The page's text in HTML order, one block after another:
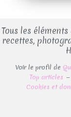
Tous les
recettes,
Voir le profil de
Top articles
Cookies et